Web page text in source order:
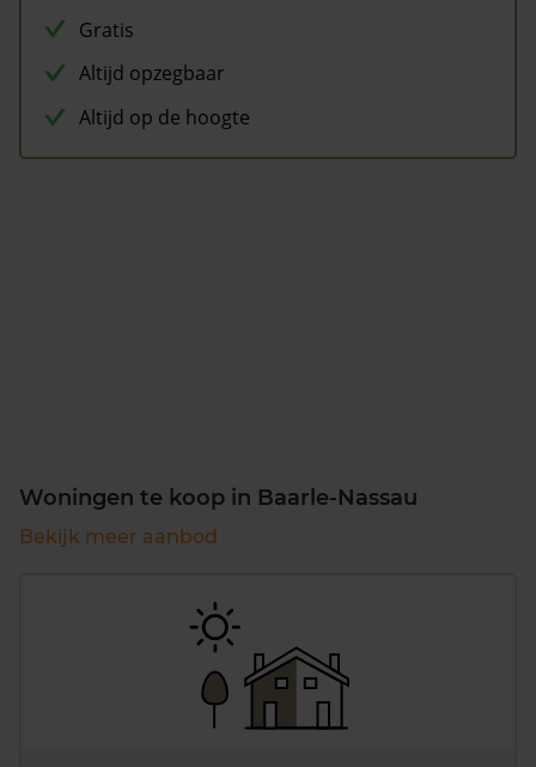
Gratis
Altijd opzegbaar
Altijd op de hoogte
Woningen te koop in Baarle-Nassau
Bekijk meer aanbod